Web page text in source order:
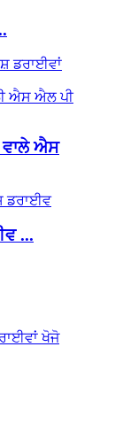
ਐਸ
...